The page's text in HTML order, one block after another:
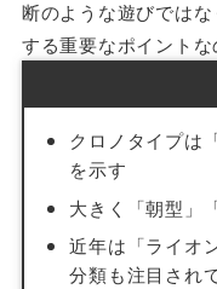
断のような遊びでは
する重要なポイントな
クロノタイプは
を示す
大きく「朝型」
近年は「ライオ
分類も注目され